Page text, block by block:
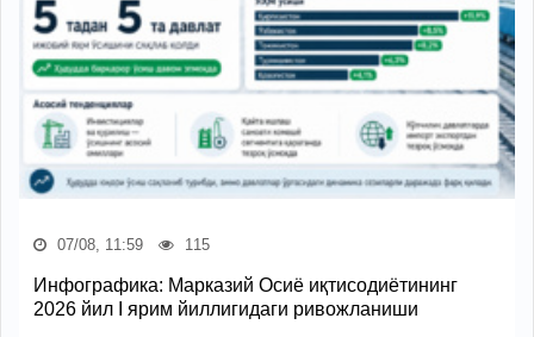
07/08, 11:59 115
Инфографика: Марказий Осиё иқтисодиётининг
2026 йил I ярим йиллигидаги ривожланиши